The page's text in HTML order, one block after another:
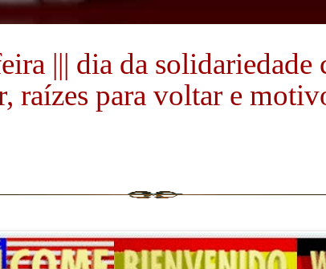
||| dia da
raízes para voltar e